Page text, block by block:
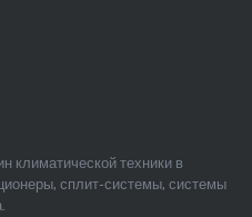
техники в
сплит-системы, системы